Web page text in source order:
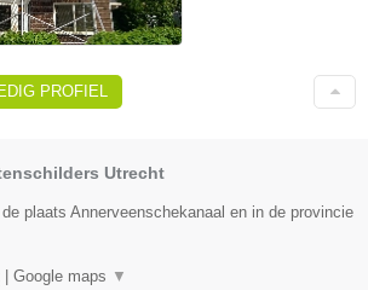
PROFIEL
Utrecht
plaats Annerveenschekanaal en in de provincie
Google maps ▼